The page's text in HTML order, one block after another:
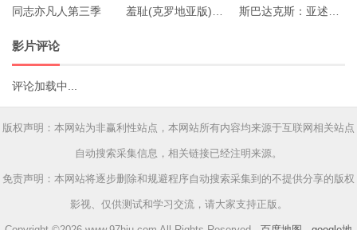
同志亦凡人第三季
影片评论
评论加载中...
版权声明：本网站为非赢利性站点，本网站所有内容均来源于互联网相关站点
自动搜索采集信息，相关链接已经注明来源。
免责声明：本网站将逐步删除和规避程序自动搜索采集到的不提供分享的版权
影视、仅供测试和学习交流，请大家支持正版。